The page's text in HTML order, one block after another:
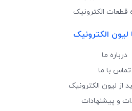
قطعات الکترونیک
لیون الکترونیک
درباره ما
تماس با ما
از لیون الکترونیک
و پیشنهادات